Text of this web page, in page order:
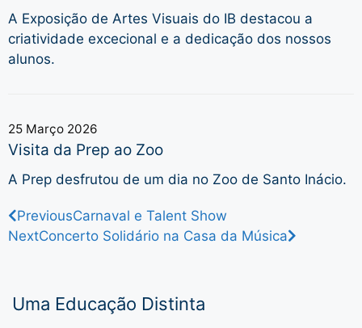
A Exposição de Artes Visuais do IB destacou a
criatividade excecional e a dedicação dos nossos
alunos.
25 Março 2026
Visita da Prep ao Zoo
A Prep desfrutou de um dia no Zoo de Santo Inácio.
PreviousCarnaval e Talent Show
NextConcerto Solidário na Casa da Música
Uma Educação Distinta